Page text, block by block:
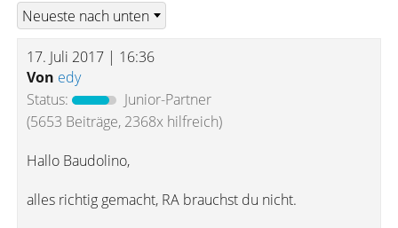
17. Juli 2017 | 16:36
Von edy
Status:
Junior-Partner
(5653 Beiträge, 2368x hilfreich)
Hallo Baudolino,
alles richtig gemacht, RA brauchst du nicht.